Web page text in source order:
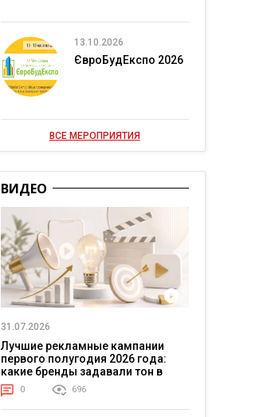
13.10.2026
ЄвроБудЕкспо 2026
ВСЕ МЕРОПРИЯТИЯ
ВИДЕО
31.07.2026
Лучшие рекламные кампании
первого полугодия 2026 года:
какие бренды задавали тон в
отрасли
0 696